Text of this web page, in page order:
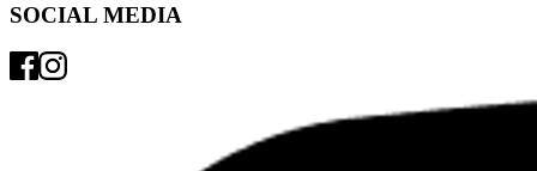
SOCIAL MEDIA